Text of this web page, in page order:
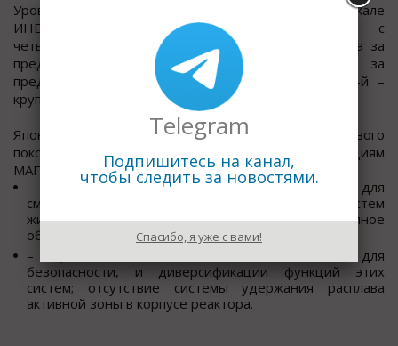
Уровни ядерных и радиологических событий по шкале
ИНЕС характеризуются как авария, начиная с
четвертого: 4-й – авария без значительного риска за
пределами площадки, 5-й – авария с риском за
пределами площадки, 6-й – серьезная авария, 7-й –
крупная авария.
Японская АЭС с реакторной установкой первого
поколения не соответствовала новым рекомендациям
МАГАТЭ:
– недостаточность эшелонированной защиты для
смягчения последствий аварий – отказ систем
жизнеобеспечения по общей причине (полное
обесточивание АЭС);
– недостаточность пассивных систем, важных для
безопасности, и диверсификации функций этих
систем; отсутствие системы удержания расплава
активной зоны в корпусе реактора.
Telegram
Подпишитесь на канал,
чтобы следить за новостями.
Спасибо, я уже с вами!